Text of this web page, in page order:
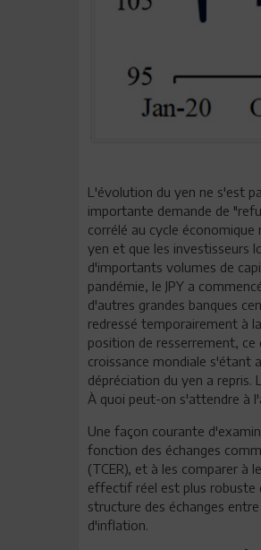
L'évolution du yen ne s'est
importante demande de
corrélé au cycle
yen et que les investisseurs
d'importants volumes de
pandémie, le JPY a
d'autres grandes banques
redressé temporairement à
position de resserrement,
croissance mondiale s'étant
dépréciation du yen a repris.
À quoi peut-on s'attendre à
Une façon courante
fonction des échanges
(TCER), et à les comparer à
effectif réel est plus robuste
structure des échanges
d'inflation.